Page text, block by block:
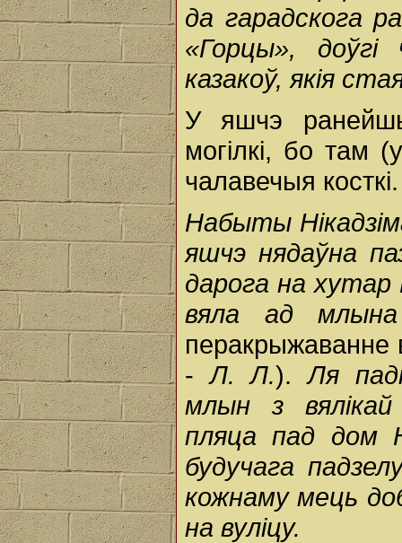
да гарадскога
«Горцы», доўгі
казакоў, якія
У яшчэ
могiлкi, бо там
чалавечыя косткi.
Набыты
яшчэ нядаўна
дарога на
вяла ад млына
перакрыжаванне
-Л. Л.).Ля
млын з
пляца пад дом
будучага
кожнаму мець
на вуліцу.